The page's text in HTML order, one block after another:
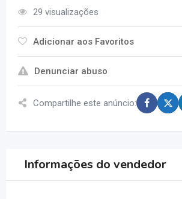
29 visualizações
Adicionar aos Favoritos
Denunciar abuso
Compartilhe este anúncio:
Informações do vendedor